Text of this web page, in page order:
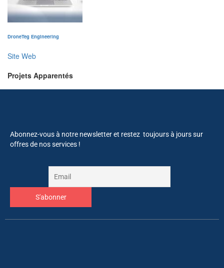
DroneTeg Engineering
Site Web
Projets Apparentés
Abonnez-vous à notre newsletter et restez toujours à jours sur
offres de nos services !